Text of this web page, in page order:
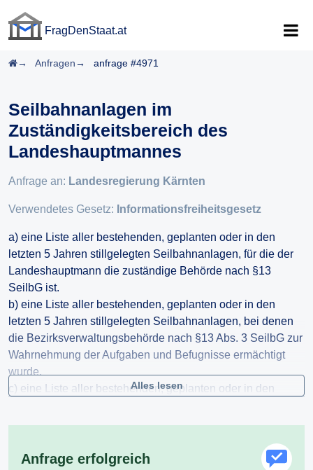
FragDenStaat.at
Startseite
Anfragen anfrage #4971
Seilbahnanlagen im
Zuständigkeitsbereich des
Landeshauptmannes
Anfrage an: Landesregierung Kärnten
Verwendetes Gesetz: Informationsfreiheitsgesetz
a) eine Liste aller bestehenden, geplanten oder in den
letzten 5 Jahren stillgelegten Seilbahnanlagen, für die der
Landeshauptmann die zuständige Behörde nach §13
SeilbG ist.
b) eine Liste aller bestehenden, geplanten oder in den
letzten 5 Jahren stillgelegten Seilbahnanlagen, bei denen
die Bezirksverwaltungsbehörde nach §13 Abs. 3 SeilbG zur
Wahrnehmung der Aufgaben und Befugnisse ermächtigt
wurde.
c) eine Liste aller bestehenden, geplanten oder in den
Alles lesen
Anfrage erfolgreich